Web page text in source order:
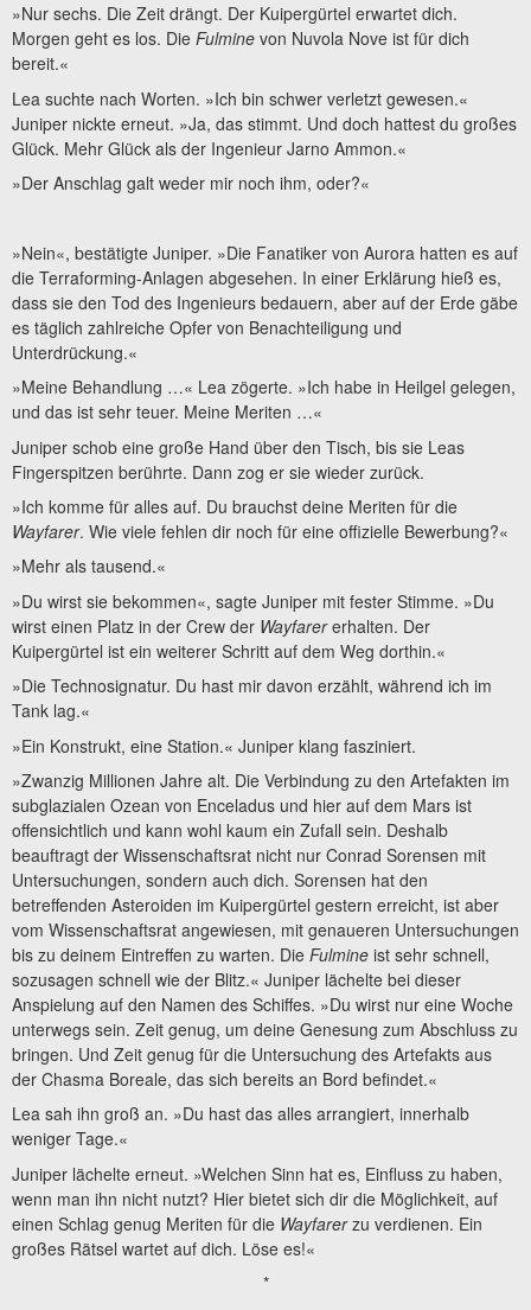
»Nur sechs. Die Zeit drängt. Der Kuipergürtel erwartet dich.
Morgen geht es los. Die Fulmine von Nuvola Nove ist für dich
bereit.«
Lea suchte nach Worten. »Ich bin schwer verletzt gewesen.«
Juniper nickte erneut. »Ja, das stimmt. Und doch hattest du großes
Glück. Mehr Glück als der Ingenieur Jarno Ammon.«
»Der Anschlag galt weder mir noch ihm, oder?«
»Nein«, bestätigte Juniper. »Die Fanatiker von Aurora hatten es auf
die Terraforming-Anlagen abgesehen. In einer Erklärung hieß es,
dass sie den Tod des Ingenieurs bedauern, aber auf der Erde gäbe
es täglich zahlreiche Opfer von Benachteiligung und
Unterdrückung.«
»Meine Behandlung …« Lea zögerte. »Ich habe in Heilgel gelegen,
und das ist sehr teuer. Meine Meriten …«
Juniper schob eine große Hand über den Tisch, bis sie Leas
Fingerspitzen berührte. Dann zog er sie wieder zurück.
»Ich komme für alles auf. Du brauchst deine Meriten für die
Wayfarer. Wie viele fehlen dir noch für eine offizielle Bewerbung?«
»Mehr als tausend.«
»Du wirst sie bekommen«, sagte Juniper mit fester Stimme. »Du
wirst einen Platz in der Crew der Wayfarererhalten. Der
Kuipergürtel ist ein weiterer Schritt auf dem Weg dorthin.«
»Die Technosignatur. Du hast mir davon erzählt, während ich im
Tank lag.«
»Ein Konstrukt, eine Station.« Juniper klang fasziniert.
»Zwanzig Millionen Jahre alt. Die Verbindung zu den Artefakten im
subglazialen Ozean von Enceladus und hier auf dem Mars ist
offensichtlich und kann wohl kaum ein Zufall sein. Deshalb
beauftragt der Wissenschaftsrat nicht nur Conrad Sorensen mit
Untersuchungen, sondern auch dich. Sorensen hat den
betreffenden Asteroiden im Kuipergürtel gestern erreicht, ist aber
vom Wissenschaftsrat angewiesen, mit genaueren Untersuchungen
bis zu deinem Eintreffen zu warten. Die Fulmine ist sehr schnell,
sozusagen schnell wie der Blitz.« Juniper lächelte bei dieser
Anspielung auf den Namen des Schiffes. »Du wirst nur eine Woche
unterwegs sein. Zeit genug, um deine Genesung zum Abschluss zu
bringen. Und Zeit genug für die Untersuchung des Artefakts aus
der Chasma Boreale, das sich bereits an Bord befindet.«
Lea sah ihn groß an. »Du hast das alles arrangiert, innerhalb
weniger Tage.«
Juniper lächelte erneut. »Welchen Sinn hat es, Einfluss zu haben,
wenn man ihn nicht nutzt? Hier bietet sich dir die Möglichkeit, auf
einen Schlag genug Meriten für die Wayfarerzu verdienen. Ein
großes Rätsel wartet auf dich. Löse es!«
*